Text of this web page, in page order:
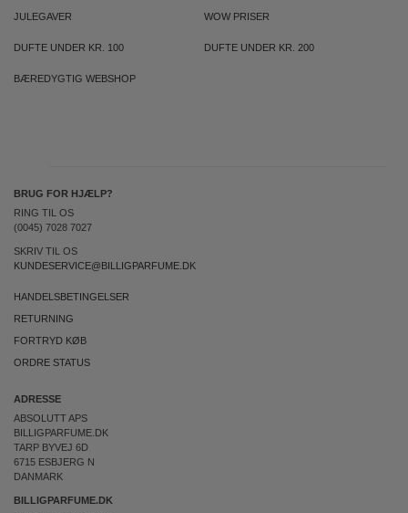
JULEGAVER WOW PRISER
DUFTE UNDER KR. 100 DUFTE UNDER KR. 200
BÆREDYGTIG WEBSHOP
BRUG FOR HJÆLP?
RING TIL OS
(0045) 7028 7027
SKRIV TIL OS
KUNDESERVICE@BILLIGPARFUME.DK
HANDELSBETINGELSER
RETURNING
FORTRYD KØB
ORDRE STATUS
ADRESSE
ABSOLUTT APS
BILLIGPARFUME.DK
TARP BYVEJ 6D
6715 ESBJERG N
DANMARK
BILLIGPARFUME.DK